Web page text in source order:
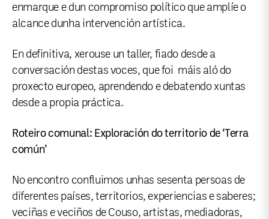
enmarque e dun compromiso político que amplíe o
alcance dunha intervención artística.
En definitiva, xerouse un taller, fiado desde a
conversación destas voces, que foi máis aló do
proxecto europeo, aprendendo e debatendo xuntas
desde a propia práctica.
Roteiro comunal: Exploración do territorio de ‘Terra
común’
No encontro confluimos unhas sesenta persoas de
diferentes países, territorios, experiencias e saberes;
veciñas e veciños de Couso, artistas, mediadoras,